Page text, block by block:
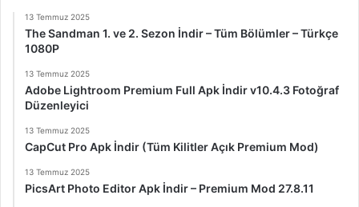
13 Temmuz 2025
The Sandman 1. ve 2. Sezon İndir – Tüm Bölümler – Türkçe
1080P
13 Temmuz 2025
Adobe Lightroom Premium Full Apk İndir v10.4.3 Fotoğraf
Düzenleyici
13 Temmuz 2025
CapCut Pro Apk İndir (Tüm Kilitler Açık Premium Mod)
13 Temmuz 2025
PicsArt Photo Editor Apk İndir – Premium Mod 27.8.11